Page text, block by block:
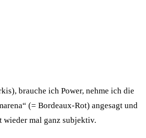
brauche ich Power, nehme ich die
(= Bordeaux-Rot) angesagt und
wieder mal ganz subjektiv.